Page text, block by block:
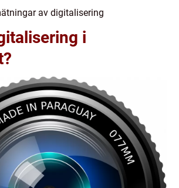
av digitalisering
i